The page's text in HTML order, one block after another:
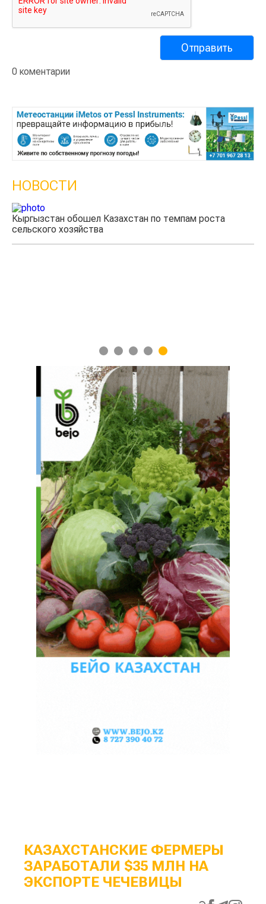
0 коментарии
НОВОСТИ
Кыргызстан обошел Казахстан по темпам роста
сельского хозяйства
1 2 3 4 5
КАЗАХСТАНСКИЕ ФЕРМЕРЫ
ЗАРАБОТАЛИ $35 МЛН НА
ЭКСПОРТЕ ЧЕЧЕВИЦЫ